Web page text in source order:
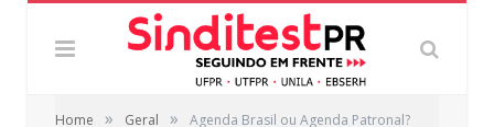
Home » Geral » Agenda Brasil ou Agenda Patronal?